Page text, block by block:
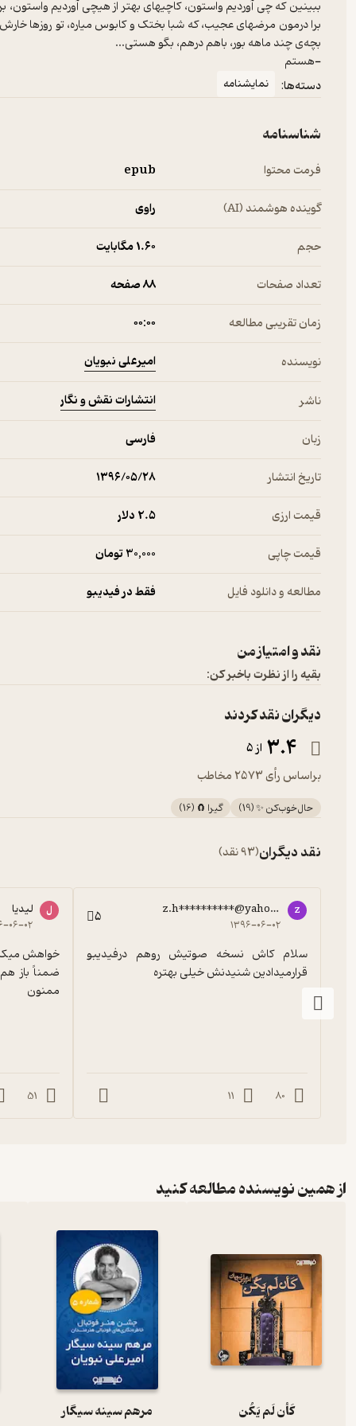
ببینین که چی آوردیم واستون، کاچیهای بهتر از هیچی آوردیم
برا درمون مرضهای عجیب، که شبا بختک و کابوس میاره، تو روزها
-هستم
دسته‌ها: نمایشنامه
شناسنامه
فرمت محتوا epub
گوینده هوشمند (AI) راوی
حجم 1.۶۰ مگابایت
تعداد صفحات 88 صفحه
زمان تقریبی مطالعه ۰۰:۰۰
نویسنده امیرعلی نبویان
ناشر انتشارات نقش و نگار
زبان فارسی
تاریخ انتشار ۱۳۹۶/۰۵/۲۸
قیمت ارزی 2.۵ دلار
قیمت چاپی 30,000 تومان
مطالعه و دانلود فایل فقط در فیدیبو
نقد و امتیاز من
بقیه را از نظرت باخبر کن:
دیگران نقد کردند
3.4 از 5
براساس رأی 2573 مخاطب
حال‌خوب‌کن ✨(
19
) گیرا 🧲 (
16
)
نقد دیگران(93 نقد)
z
z.h**********@yahoo.com
۱۳۹۶-۰۶-۰۲ 5
قرارمیدادین شنیدنش خیلی بهتره
80
11
ل لیدیا
۱۳۹۶-
ممنون
51
از همین نویسنده مطالعه کنید
کَأن لَم یَکُن مرهم سینه سیگار